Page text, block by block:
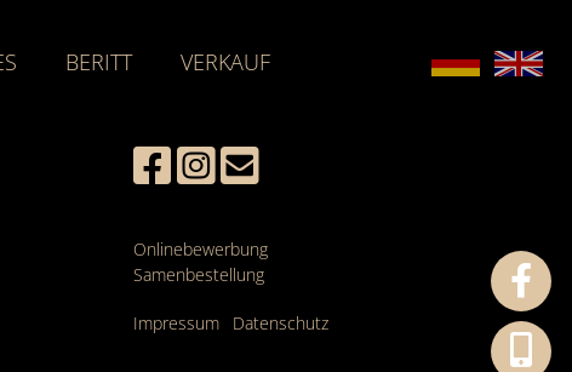
BERITT VERKAUF
Onlinebewerbung
Samenbestellung
Impressum Datenschutz